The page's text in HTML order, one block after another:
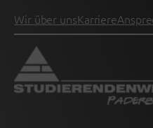
Wir über unsKarriere